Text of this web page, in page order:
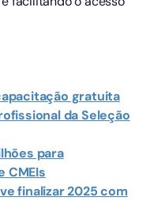
gratuita
da Seleção
para
CMEIs
finalizar 2025 com